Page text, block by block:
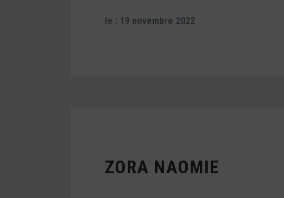
le : 19 novembre 2022
ZORA NAOMIE